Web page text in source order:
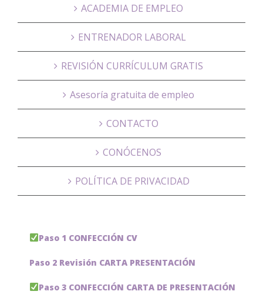
ACADEMIA DE EMPLEO
ENTRENADOR LABORAL
REVISIÓN CURRÍCULUM GRATIS
Asesoría gratuita de empleo
CONTACTO
CONÓCENOS
POLÍTICA DE PRIVACIDAD
Paso 1 CONFECCIÓN CV
Paso 2 Revisión CARTA PRESENTACIÓN
Paso 3 CONFECCIÓN CARTA DE PRESENTACIÓN